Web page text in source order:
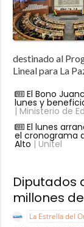
destinado al
Lineal para La
El Bono
lunes y
| Ministerio de
El lunes
el cronograma
Alto | Unitel
Diputados
millones
La Estrella del